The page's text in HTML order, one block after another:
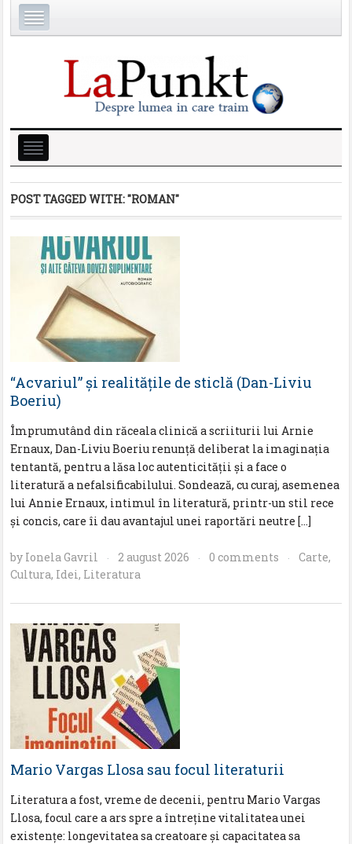
POST TAGGED WITH:"ROMAN"
“Acvariul” și realitățile de sticlă (Dan-Liviu
Boeriu)
Împrumutând din răceala clinică a scriiturii lui Arnie
Ernaux, Dan-Liviu Boeriu renunță deliberat la imaginația
tentantă, pentru a lăsa loc autenticității și a face o
literatură a nefalsificabilului. Sondează, cu curaj, asemenea
lui Annie Ernaux, intimul în literatură, printr-un stil rece
şi concis, care îi dau avantajul unei raportări neutre […]
by Ionela Gavril · 2 august 2026 · 0 comments · Carte,
Cultura, Idei, Literatura
Mario Vargas Llosa sau focul literaturii
Literatura a fost, vreme de decenii, pentru Mario Vargas
Llosa, focul care a ars spre a întreţine vitalitatea unei
existenţe: longevitatea sa creatoare şi capacitatea sa